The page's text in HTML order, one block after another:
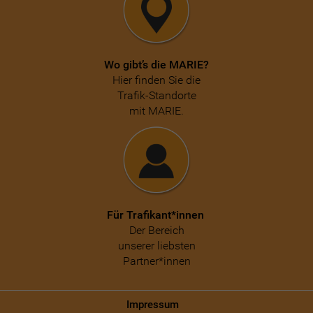
Wo gibt’s die MARIE?
Hier finden Sie die
Trafik-Standorte
mit MARIE.
Für Trafikant*innen
Der Bereich
unserer liebsten
Partner*innen
Impressum
ü
c
k
i
e
h
e
n